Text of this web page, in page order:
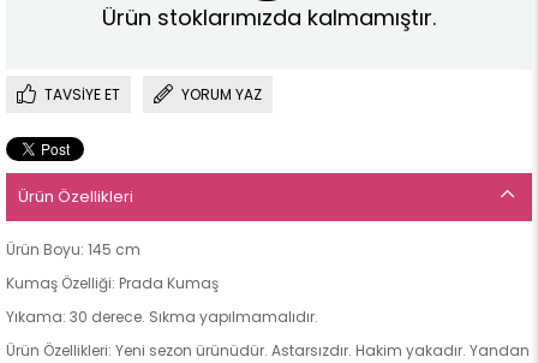
Ürün stoklarımızda kalmamıştır.
TAVSIYE ET YORUM YAZ
Ürün Özellikleri
Ürün Boyu: 145 cm
Kumaş Özelliği: Prada Kumaş
Yıkama: 30 derece. Sıkma yapılmamalıdır.
Ürün Özellikleri: Yeni sezon ürünüdür. Astarsızdır. Hakim yakadır. Yandan